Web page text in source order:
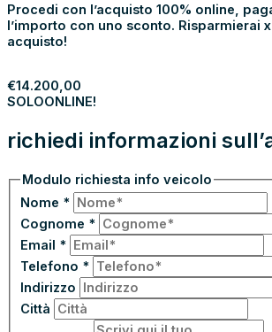
Procedi con l’acquisto 100% online,
l’importo con uno sconto. Risparmierai
acquisto!
€14.200,00
SOLOONLINE!
richiedi informazioni
Modulo richiesta info veicolo
Nome *
Cognome *
Email *
Telefono *
Indirizzo
Città